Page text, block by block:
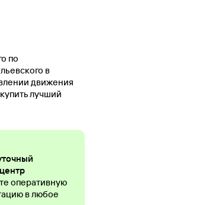
по
в
движения
лучший
оперативную
в любое